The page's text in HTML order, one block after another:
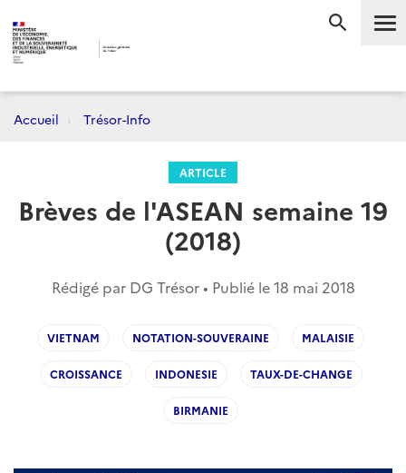
Accueil Trésor-Info
ARTICLE
Brèves de l'ASEAN semaine 19
(2018)
Rédigé par DG Trésor • Publié le18 mai 2018
VIETNAM NOTATION-SOUVERAINE MALAISIE
CROISSANCE INDONESIE TAUX-DE-CHANGE
BIRMANIE